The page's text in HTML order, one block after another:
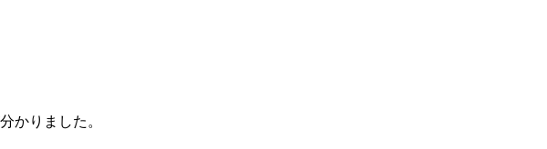
かりました。